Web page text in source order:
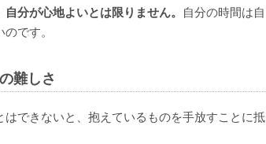
分が心地よいとは限りません。
自分の時間は自
です。
難しさ
できないと、抱えているものを手放すことに抵